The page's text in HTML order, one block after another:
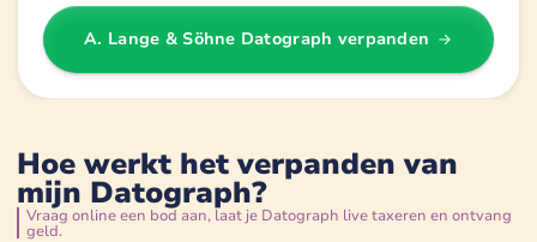
A. Lange & Söhne Datograph verpanden
Hoe werkt het verpanden van
mijn Datograph?
Vraag online een bod aan, laat je Datograph live taxeren en ontvang
geld.